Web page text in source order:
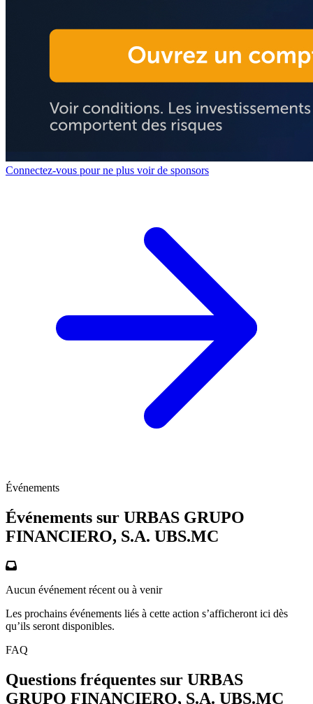
Connectez-vous pour ne plus voir de sponsors
Événements
Événements sur URBAS GRUPO
FINANCIERO, S.A. UBS.MC
Aucun événement récent ou à venir
Les prochains événements liés à cette action s’afficheront ici dès
qu’ils seront disponibles.
FAQ
Questions fréquentes sur URBAS
GRUPO FINANCIERO, S.A. UBS.MC